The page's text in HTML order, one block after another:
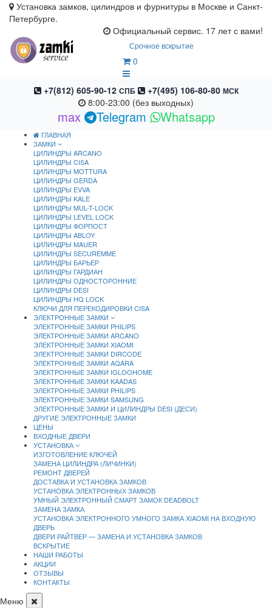
Установка замков, цилиндров и фурнитуры в Москве и Санкт-
Петербурге.
Официальный сервис. 17 лет с вами!
Срочное вскрытие
0
+7(812) 605-90-12 СПБ +7(495) 106-80-80 МСК
8:00-23:00 (без выходных)
max Telegram Whatsapp
ГЛАВНАЯ
ЗАМКИ
ЦИЛИНДРЫ ARCANO
ЦИЛИНДРЫ CISA
ЦИЛИНДРЫ MOTTURA
ЦИЛИНДРЫ GERDA
ЦИЛИНДРЫ EVVA
ЦИЛИНДРЫ KALE
ЦИЛИНДРЫ MUL-T-LOCK
ЦИЛИНДРЫ LEVEL LOCK
ЦИЛИНДРЫ ФОРПОСТ
ЦИЛИНДРЫ ABLOY
ЦИЛИНДРЫ MAUER
ЦИЛИНДРЫ SECUREMME
ЦИЛИНДРЫ БАРЬЕР
ЦИЛИНДРЫ ГАРДИАН
ЦИЛИНДРЫ ОДНОСТОРОННИЕ
ЦИЛИНДРЫ DESI
ЦИЛИНДРЫ HQ LOCK
КЛЮЧИ ДЛЯ ПЕРЕКОДИРОВКИ CISA
ЭЛЕКТРОННЫЕ ЗАМКИ
ЭЛЕКТРОННЫЕ ЗАМКИ PHILIPS
ЭЛЕКТРОННЫЕ ЗАМКИ ARCANO
ЭЛЕКТРОННЫЕ ЗАМКИ XIAOMI
ЭЛЕКТРОННЫЕ ЗАМКИ DIRCODE
ЭЛЕКТРОННЫЕ ЗАМКИ AQARA
ЭЛЕКТРОННЫЕ ЗАМКИ IGLOOHOME
ЭЛЕКТРОННЫЕ ЗАМКИ KAADAS
ЭЛЕКТРОННЫЕ ЗАМКИ PHILIPS
ЭЛЕКТРОННЫЕ ЗАМКИ SAMSUNG
ЭЛЕКТРОННЫЕ ЗАМКИ И ЦИЛИНДРЫ DESI (ДЕСИ)
ДРУГИЕ ЭЛЕКТРОННЫЕ ЗАМКИ
ЦЕНЫ
ВХОДНЫЕ ДВЕРИ
УСТАНОВКА
ИЗГОТОВЛЕНИЕ КЛЮЧЕЙ
ЗАМЕНА ЦИЛИНДРА (ЛИЧИНКИ)
РЕМОНТ ДВЕРЕЙ
ДОСТАВКА И УСТАНОВКА ЗАМКОВ
УСТАНОВКА ЭЛЕКТРОННЫХ ЗАМКОВ
УМНЫЙ ЭЛЕКТРОННЫЙ СМАРТ ЗАМОК DEADBOLT
ЗАМЕНА ЗАМКА
УСТАНОВКА ЭЛЕКТРОННОГО УМНОГО ЗАМКА XIAOMI НА ВХОДНУЮ
ДВЕРЬ
ДВЕРИ РАЙТВЕР — ЗАМЕНА И УСТАНОВКА ЗАМКОВ
ВСКРЫТИЕ
НАШИ РАБОТЫ
АКЦИИ
ОТЗЫВЫ
КОНТАКТЫ
Меню